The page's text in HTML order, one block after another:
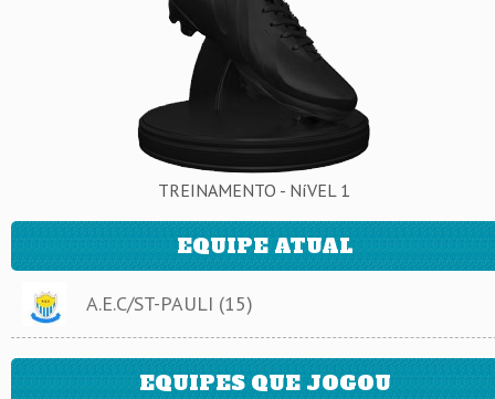
TREINAMENTO - NíVEL 1
EQUIPE ATUAL
A.E.C/ST-PAULI (15)
EQUIPES QUE JOGOU